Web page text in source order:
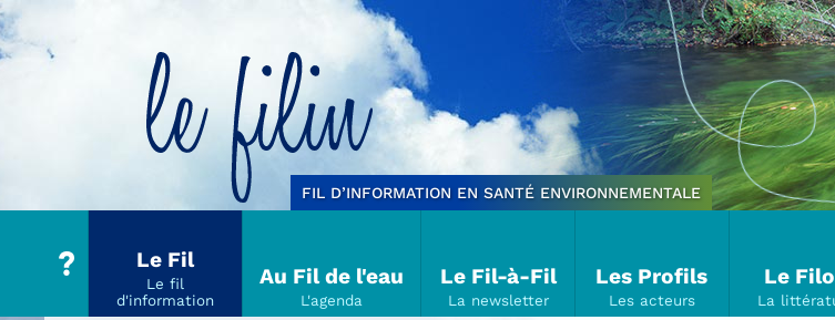
FIL D’INFORMATION EN SANTÉ ENVIRONNEMENTALE
Le Fil
Au Fil de l'eau Le Fil-à-Fil Les Profils Le